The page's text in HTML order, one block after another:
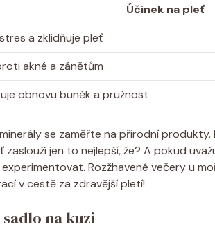
Účinek na pleť
a zklidňuje pleť
akné a zánětům
obnovu buněk a pružnost
se zaměřte na přírodní produkty,
zaslouží jen to nejlepší, že? A pokud
Rozžhavené večery u
v cestě za zdravější pletí!
na kuzi